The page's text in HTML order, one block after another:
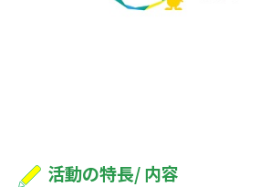
活動の特長/ 内容